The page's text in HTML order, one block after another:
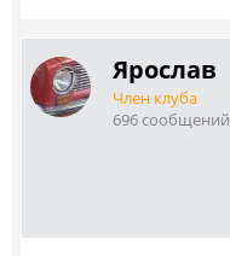
Ярослав
Член клуба
696 сообщений